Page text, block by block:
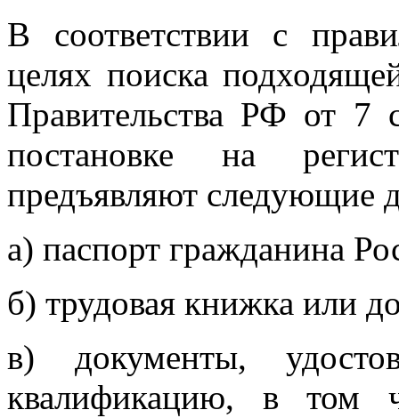
В соответствии с
целях поиска
Правительства РФ от
постановке на
предъявляют следующие
а) паспорт гражданина
б) трудовая книжка или
в) документы,
квалификацию, в том